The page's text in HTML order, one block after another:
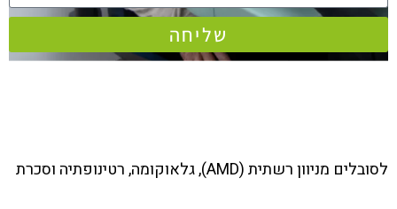
שליחה
לסובלים מניוון רשתית (AMD), גלאוקומה, רטינופתיה וסכרת